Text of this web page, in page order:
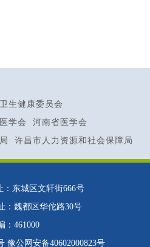
生健康委员会
学会
河南省医学会
许昌市人力资源和社会保障局
：东城区文轩街666号
：魏都区华佗路30号
：461000
豫公网安备40602000823号